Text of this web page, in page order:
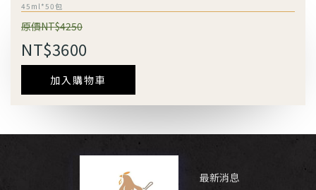
45ml*50包
原價NT$4250
NT$3600
加入購物車
最新消息